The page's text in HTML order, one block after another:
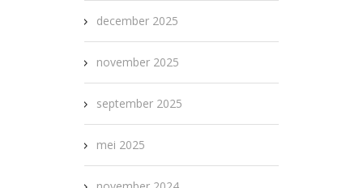
december 2025
november 2025
september 2025
mei 2025